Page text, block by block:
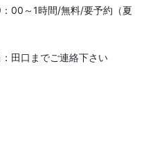
00～1時間/無料/要予約（夏
田口までご連絡下さい